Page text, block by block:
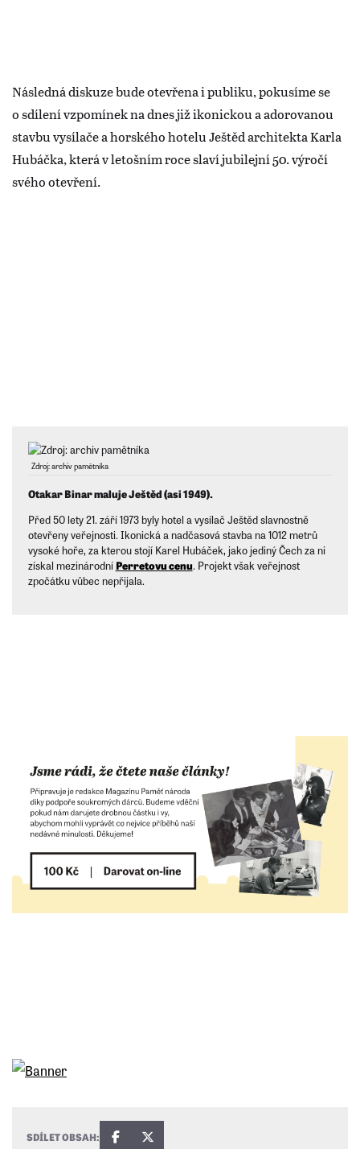
Následná diskuze bude otevřena i publiku, pokusíme se
o sdílení vzpomínek na dnes již ikonickou a adorovanou
stavbu vysílače a horského hotelu Ještěd architekta Karla
Hubáčka, která v letošním roce slaví jubilejní 50. výročí
svého otevření.
Zdroj: archiv pamětníka
Otakar Binar maluje Ještěd (asi 1949).
Před 50 lety 21. září 1973 byly hotel a vysílač Ještěd slavnostně
otevřeny veřejnosti. Ikonická a nadčasová stavba na 1012 metrů
vysoké hoře, za kterou stojí Karel Hubáček, jako jediný Čech za ni
získal mezinárodní Perretovu cenu. Projekt však veřejnost
zpočátku vůbec nepřijala.
SDÍLET OBSAH: